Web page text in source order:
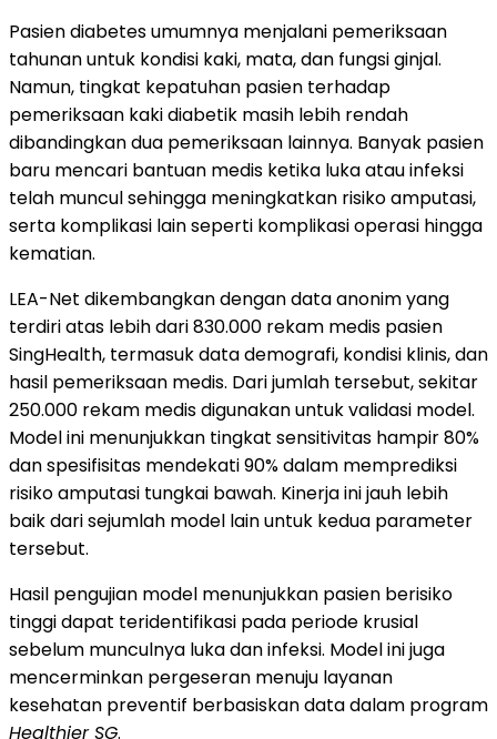
Pasien diabetes umumnya menjalani pemeriksaan
tahunan untuk kondisi kaki, mata, dan fungsi ginjal.
Namun, tingkat kepatuhan pasien terhadap
pemeriksaan kaki diabetik masih lebih rendah
dibandingkan dua pemeriksaan lainnya. Banyak pasien
baru mencari bantuan medis ketika luka atau infeksi
telah muncul sehingga meningkatkan risiko amputasi,
serta komplikasi lain seperti komplikasi operasi hingga
kematian.
LEA-Net dikembangkan dengan data anonim yang
terdiri atas lebih dari 830.000 rekam medis pasien
SingHealth, termasuk data demografi, kondisi klinis, dan
hasil pemeriksaan medis. Dari jumlah tersebut, sekitar
250.000 rekam medis digunakan untuk validasi model.
Model ini menunjukkan tingkat sensitivitas hampir 80%
dan spesifisitas mendekati 90% dalam memprediksi
risiko amputasi tungkai bawah. Kinerja ini jauh lebih
baik dari sejumlah model lain untuk kedua parameter
tersebut.
Hasil pengujian model menunjukkan pasien berisiko
tinggi dapat teridentifikasi pada periode krusial
sebelum munculnya luka dan infeksi. Model ini juga
mencerminkan pergeseran menuju layanan
kesehatan preventif berbasiskan data dalam program
Healthier SG.